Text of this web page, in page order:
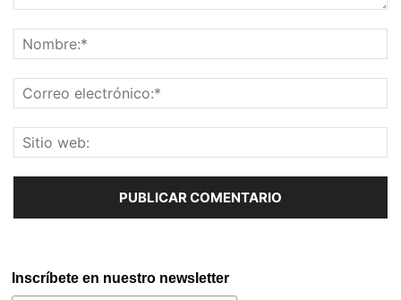
Inscríbete en nuestro newsletter